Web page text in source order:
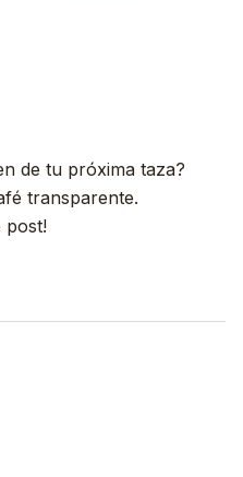
de tu próxima taza?
transparente.
post!